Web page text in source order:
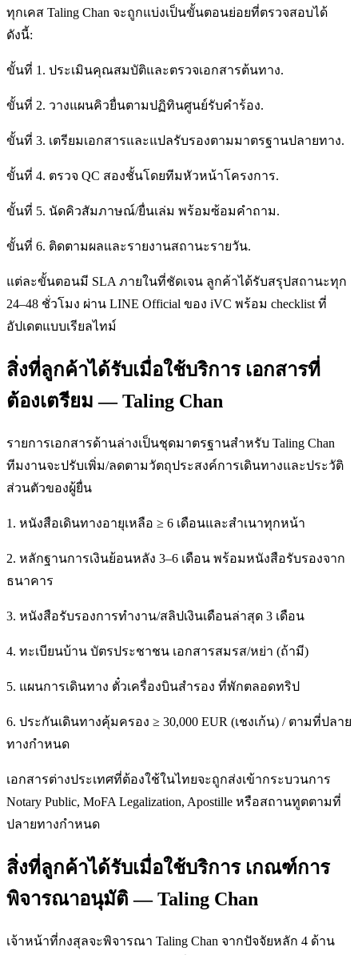
ทุกเคส Taling Chan จะถูกแบ่งเป็นขั้นตอนย่อยที่ตรวจสอบได้
ดังนี้:
ขั้นที่ 1. ประเมินคุณสมบัติและตรวจเอกสารต้นทาง.
ขั้นที่ 2. วางแผนคิวยื่นตามปฏิทินศูนย์รับคำร้อง.
ขั้นที่ 3. เตรียมเอกสารและแปลรับรองตามมาตรฐานปลายทาง.
ขั้นที่ 4. ตรวจ QC สองชั้นโดยทีมหัวหน้าโครงการ.
ขั้นที่ 5. นัดคิวสัมภาษณ์/ยื่นเล่ม พร้อมซ้อมคำถาม.
ขั้นที่ 6. ติดตามผลและรายงานสถานะรายวัน.
แต่ละขั้นตอนมี SLA ภายในที่ชัดเจน ลูกค้าได้รับสรุปสถานะทุก
24–48 ชั่วโมง ผ่าน LINE Official ของ iVC พร้อม checklist ที่
อัปเดตแบบเรียลไทม์
สิ่งที่ลูกค้าได้รับเมื่อใช้บริการ เอกสารที่
ต้องเตรียม — Taling Chan
รายการเอกสารด้านล่างเป็นชุดมาตรฐานสำหรับ Taling Chan
ทีมงานจะปรับเพิ่ม/ลดตามวัตถุประสงค์การเดินทางและประวัติ
ส่วนตัวของผู้ยื่น
1. หนังสือเดินทางอายุเหลือ ≥ 6 เดือนและสำเนาทุกหน้า
2. หลักฐานการเงินย้อนหลัง 3–6 เดือน พร้อมหนังสือรับรองจาก
ธนาคาร
3. หนังสือรับรองการทำงาน/สลิปเงินเดือนล่าสุด 3 เดือน
4. ทะเบียนบ้าน บัตรประชาชน เอกสารสมรส/หย่า (ถ้ามี)
5. แผนการเดินทาง ตั๋วเครื่องบินสำรอง ที่พักตลอดทริป
6. ประกันเดินทางคุ้มครอง ≥ 30,000 EUR (เชงเก้น) / ตามที่ปลาย
ทางกำหนด
เอกสารต่างประเทศที่ต้องใช้ในไทยจะถูกส่งเข้ากระบวนการ
Notary Public, MoFA Legalization, Apostille หรือสถานทูตตามที่
ปลายทางกำหนด
สิ่งที่ลูกค้าได้รับเมื่อใช้บริการ เกณฑ์การ
พิจารณาอนุมัติ — Taling Chan
เจ้าหน้าที่กงสุลจะพิจารณา Taling Chan จากปัจจัยหลัก 4 ด้าน